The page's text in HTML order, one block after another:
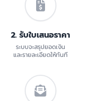
2. รับใบเสนอราคา
ระบบจะสรุปยอดเงิน
และรายละเอียดให้ทันที